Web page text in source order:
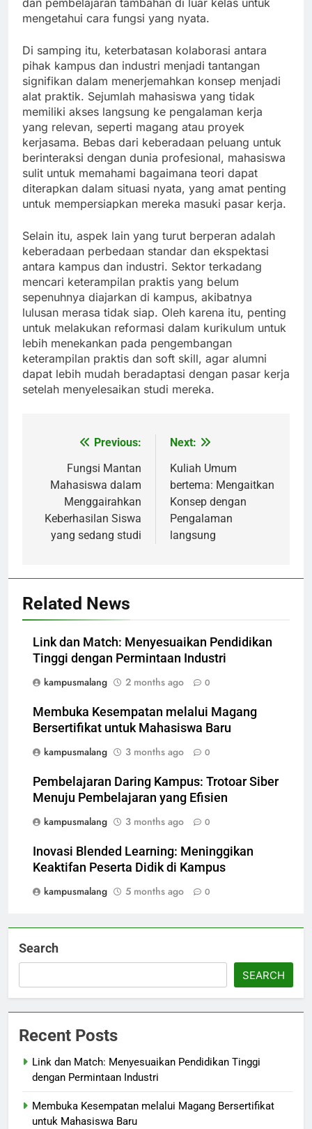
dan pembelajaran tambahan di luar kelas untuk
mengetahui cara fungsi yang nyata.
Di samping itu, keterbatasan kolaborasi antara
pihak kampus dan industri menjadi tantangan
signifikan dalam menerjemahkan konsep menjadi
alat praktik. Sejumlah mahasiswa yang tidak
memiliki akses langsung ke pengalaman kerja
yang relevan, seperti magang atau proyek
kerjasama. Bebas dari keberadaan peluang untuk
berinteraksi dengan dunia profesional, mahasiswa
sulit untuk memahami bagaimana teori dapat
diterapkan dalam situasi nyata, yang amat penting
untuk mempersiapkan mereka masuki pasar kerja.
Selain itu, aspek lain yang turut berperan adalah
keberadaan perbedaan standar dan ekspektasi
antara kampus dan industri. Sektor terkadang
mencari keterampilan praktis yang belum
sepenuhnya diajarkan di kampus, akibatnya
lulusan merasa tidak siap. Oleh karena itu, penting
untuk melakukan reformasi dalam kurikulum untuk
lebih menekankan pada pengembangan
keterampilan praktis dan soft skill, agar alumni
dapat lebih mudah beradaptasi dengan pasar kerja
setelah menyelesaikan studi mereka.
navigation
Previous:
Fungsi Mantan
Mahasiswa dalam
Menggairahkan
Keberhasilan Siswa
yang sedang studi
Next:
Kuliah Umum
bertema: Mengaitkan
Konsep dengan
Pengalaman
langsung
Related News
Link dan Match: Menyesuaikan Pendidikan
Tinggi dengan Permintaan Industri
kampusmalang
2 months ago 0
Membuka Kesempatan melalui Magang
Bersertifikat untuk Mahasiswa Baru
kampusmalang
3 months ago 0
Pembelajaran Daring Kampus: Trotoar Siber
Menuju Pembelajaran yang Efisien
kampusmalang
3 months ago 0
Inovasi Blended Learning: Meninggikan
Keaktifan Peserta Didik di Kampus
kampusmalang
5 months ago 0
Search
SEARCH
Recent Posts
Link dan Match: Menyesuaikan Pendidikan Tinggi
dengan Permintaan Industri
Membuka Kesempatan melalui Magang Bersertifikat
untuk Mahasiswa Baru